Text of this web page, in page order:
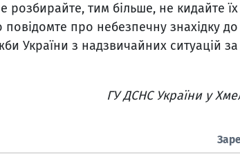
розбирайте, тим більше, не кидайте їх
про небезпечну знахідку
України з надзвичайних ситуацій
ГУ ДСНС України у